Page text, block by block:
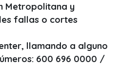
Metropolitana y
fallas o cortes
, llamando a alguno
600 696 0000 /